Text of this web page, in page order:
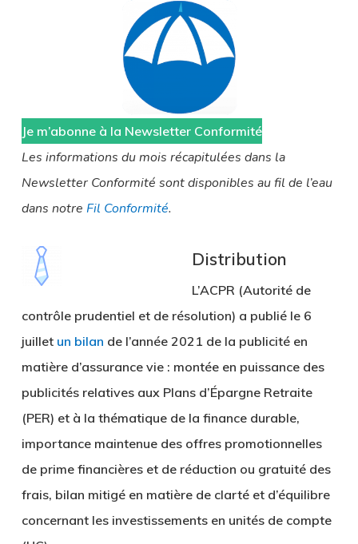
Je m’abonne à la Newsletter Conformité
Les informations du mois récapitulées dans la
Newsletter Conformité sont disponibles au fil de l’eau
dans notre Fil Conformité.
Distribution
L’ACPR (Autorité de
contrôle prudentiel et de résolution) a publié le 6
juillet un bilan de l’année 2021 de la publicité en
matière d’assurance vie : montée en puissance des
publicités relatives aux Plans d’Épargne Retraite
(PER) et à la thématique de la finance durable,
importance maintenue des offres promotionnelles
de prime financières et de réduction ou gratuité des
frais, bilan mitigé en matière de clarté et d’équilibre
concernant les investissements en unités de compte